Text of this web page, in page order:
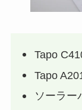
Tapo
Tapo
ソーラー